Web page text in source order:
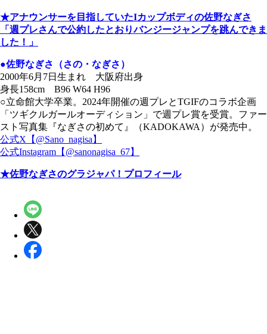
★アナウンサーを目指していたIカップボディの佐野なぎさ
「週プレさんで公約したとおりバンジージャンプを跳んできま
した！」
●佐野なぎさ（さの・なぎさ）
2000年6月7日生まれ 大阪府出身
身長158cm B96 W64 H96
○立命館大学卒業。2024年開催の週プレとTGIFのコラボ企画
「ツギクルガールオーディション」で週プレ賞を受賞。ファー
スト写真集『なぎさの初めて』（KADOKAWA）が発売中。
公式X【@Sano_nagisa】
公式Instagram【@sanonagisa_67】
★佐野なぎさのグラジャパ！プロフィール